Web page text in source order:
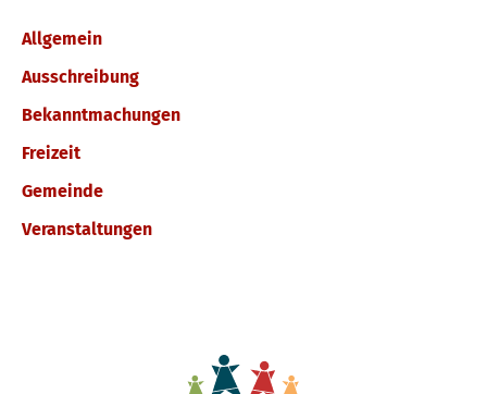
Allgemein
Ausschreibung
Bekanntmachungen
Freizeit
Gemeinde
Veranstaltungen